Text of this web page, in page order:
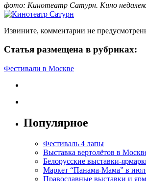
фото: Кинотеатр Сатурн. Кино
Извините, комментарии не
Статья размещена в рубриках:
Фестивали в Москве
Популярное
Фестиваль 4 лапы
Выставка вертолётов в
Белорусские выставки-
Маркет “Панама-Мама” в
Православные выставки и